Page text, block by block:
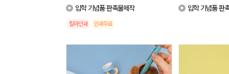
입학 기념품 판촉물제작
칼라인쇄 인쇄무료
입학 기념품 판